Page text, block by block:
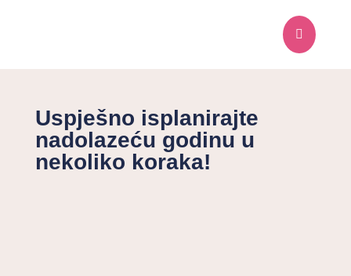

Uspješno isplanirajte
nadolazeću godinu u
nekoliko koraka!